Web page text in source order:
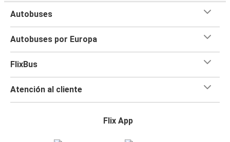
Autobuses
Autobuses por Europa
FlixBus
Atención al cliente
Flix App